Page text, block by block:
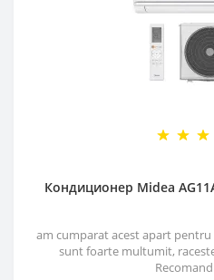
Кондиционер Midea
am cumparat acest apart
sunt foarte multumit,